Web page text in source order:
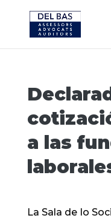
a las
La Sala de lo